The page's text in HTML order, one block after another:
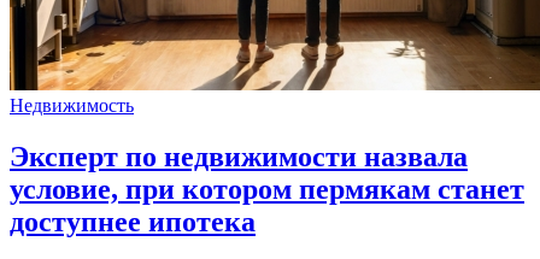
Недвижимость
Эксперт по недвижимости назвала
условие, при котором пермякам станет
доступнее ипотека